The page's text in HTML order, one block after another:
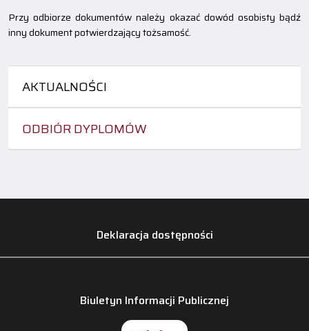
AKTUALNOŚCI
ODBIÓR DYPLOMÓW
Przy odbiorze dokumentów należy okazać dowód osobisty bądź
inny dokument potwierdzający tożsamość.
Deklaracja dostępności
Biuletyn Informacji Publicznej